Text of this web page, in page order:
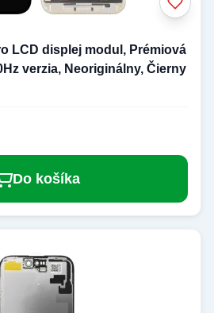
LCD displej modul, Prémiová
verzia, Neoriginálny, Čierny
Do košíka